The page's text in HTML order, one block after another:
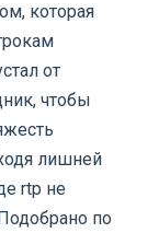
которая
от
чтобы
лишней
rtp не
по